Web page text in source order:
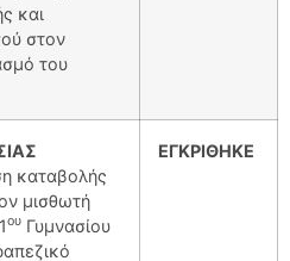
και
στον
του
καταβολής
μισθωτή
ου Γυμνασίου
ΕΓΚΡΙΘΗΚΕ